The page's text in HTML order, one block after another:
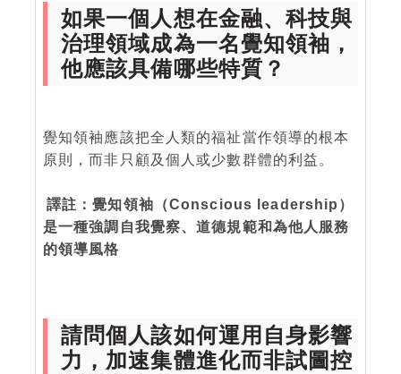
如果一個人想在金融、科技與
治理領域成為一名覺知領袖，
他應該具備哪些特質？
覺知領袖應該把全人類的福祉當作領導的根本
原則，而非只顧及個人或少數群體的利益。
譯註：覺知領袖（Conscious leadership）
是一種強調自我覺察、道德規範和為他人服務
的領導風格
請問個人該如何運用自身影響
力，加速集體進化而非試圖控